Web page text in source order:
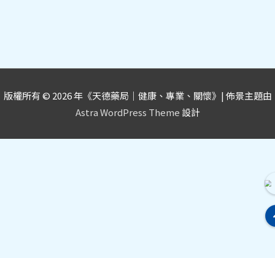
版權所有 © 2026 年《天德藥局｜健康、專業、關懷》| 佈景主題由
Astra WordPress Theme 設計